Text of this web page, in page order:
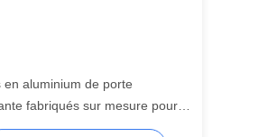
en aluminium de porte
fabriqués sur mesure pour
rails inférieurs/lignes de